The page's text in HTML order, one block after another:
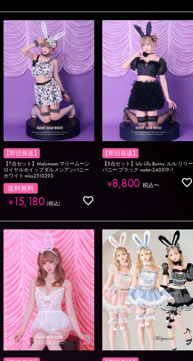
【即日発送】
【7点セット】Malymoon マリームーン
ロイヤルホイップダルメシアンバニー
ホワイト mlcs2510293
送料無料
¥15,180 税込
【即日発送】
【3点セット】lulu Lilly Bunny. ルル リリー
バニー ブラック vcsbn-240319-1
¥8,800 税込〜